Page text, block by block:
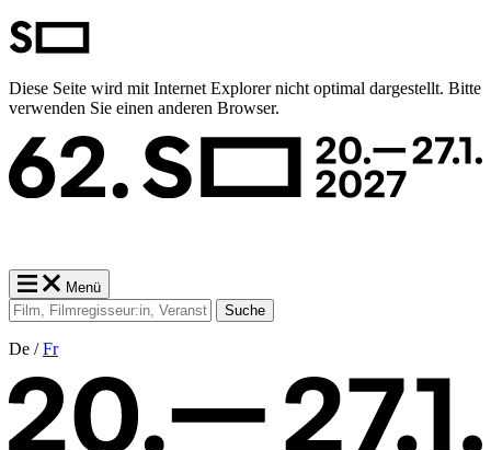
Diese Seite wird mit Internet Explorer nicht optimal dargestellt. Bitte
verwenden Sie einen anderen Browser.
Menü
Suche
De /Fr